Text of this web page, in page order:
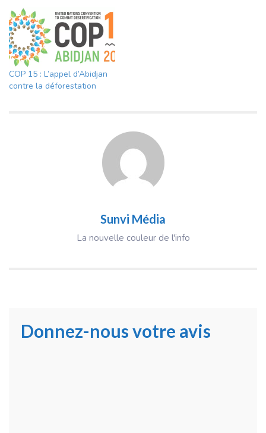
COP 15 : L’appel d’Abidjan
contre la déforestation
Sunvi Média
La nouvelle couleur de l'info
Donnez-nous votre avis